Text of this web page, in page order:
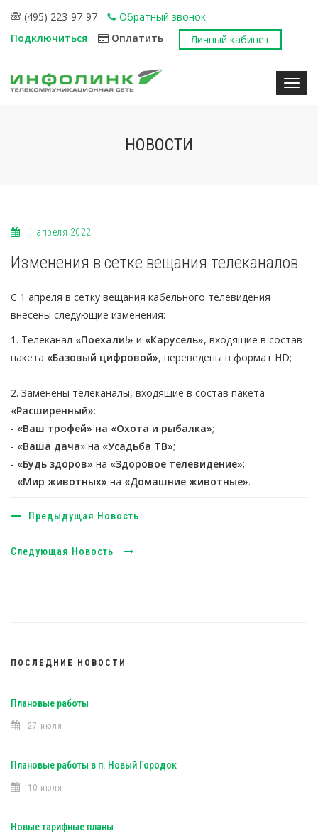
(495) 223-97-97
Обратный звонок
Подключиться
Оплатить Личный кабинет
НОВОСТИ
1 апреля 2022
Изменения в сетке вещания телеканалов
С 1 апреля в сетку вещания кабельного телевидения
внесены следующие изменения:
1. Телеканал «Поехали!» и «Карусель», входящие в состав
пакета «Базовый цифровой», переведены в формат HD;
2. Заменены телеканалы, входящие в состав пакета
«Расширенный»:
- «Ваш трофей» на «Охота и рыбалка»;
- «Ваша дача» на «Усадьба ТВ»;
- «Будь здоров» на «Здоровое телевидение»;
- «Мир животных» на «Домашние животные».
Предыдущая Новость
Следующая Новость
ПОСЛЕДНИЕ НОВОСТИ
Плановые работы
27 июля
Плановые работы в п. Новый Городок
10 июля
Новые тарифные планы